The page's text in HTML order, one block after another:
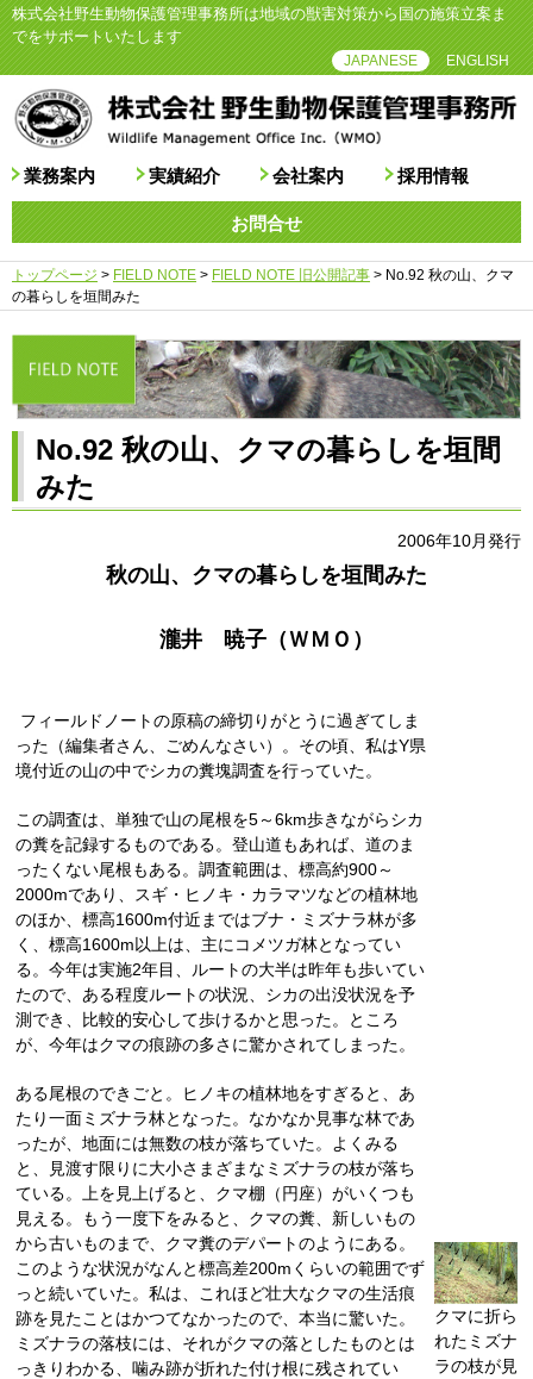
株式会社野生動物保護管理事務所は地域の獣害対策から国の施策立案ま
でをサポートいたします
JAPANESE ENGLISH
業務案内 実績紹介 会社案内 採用情報
お問合せ
トップページ > FIELD NOTE > FIELD NOTE 旧公開記事 > No.92 秋の山、クマ
の暮らしを垣間みた
No.92 秋の山、クマの暮らしを垣間
みた
2006年10月発行
秋の山、クマの暮らしを垣間みた
瀧井 暁子（ＷＭＯ）
フィールドノートの原稿の締切りがとうに過ぎてしま
った（編集者さん、ごめんなさい）。その頃、私はY県
境付近の山の中でシカの糞塊調査を行っていた。
この調査は、単独で山の尾根を5～6km歩きながらシカ
の糞を記録するものである。登山道もあれば、道のま
ったくない尾根もある。調査範囲は、標高約900～
2000mであり、スギ・ヒノキ・カラマツなどの植林地
のほか、標高1600m付近まではブナ・ミズナラ林が多
く、標高1600m以上は、主にコメツガ林となってい
る。今年は実施2年目、ルートの大半は昨年も歩いてい
たので、ある程度ルートの状況、シカの出没状況を予
測でき、比較的安心して歩けるかと思った。ところ
が、今年はクマの痕跡の多さに驚かされてしまった。
ある尾根のできごと。ヒノキの植林地をすぎると、あ
たり一面ミズナラ林となった。なかなか見事な林であ
ったが、地面には無数の枝が落ちていた。よくみる
と、見渡す限りに大小さまざまなミズナラの枝が落ち
ている。上を見上げると、クマ棚（円座）がいくつも
見える。もう一度下をみると、クマの糞、新しいもの
から古いものまで、クマ糞のデパートのようにある。
このような状況がなんと標高差200mくらいの範囲でず
っと続いていた。私は、これほど壮大なクマの生活痕
跡を見たことはかつてなかったので、本当に驚いた。
ミズナラの落枝には、それがクマの落としたものとは
っきりわかる、噛み跡が折れた付け根に残されてい
クマに折ら
れたミズナ
ラの枝が見